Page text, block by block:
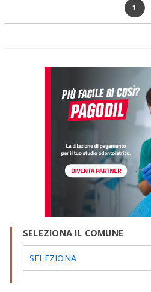
1
SELEZIONA IL COMUNE
SELEZIONA